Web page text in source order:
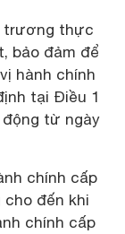
trương thực
bảo đảm để
hành chính
tại Điều 1
từ ngày
chính cấp
đến khi
chính cấp